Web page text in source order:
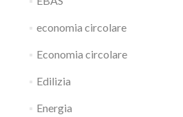
economia circolare
Economia circolare
Edilizia
Energia